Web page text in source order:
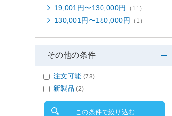
19,001円〜130,000円 （11）
130,001円〜180,000円 （1）
その他の条件
注文可能 (73)
新製品 (2)
この条件で絞り込む